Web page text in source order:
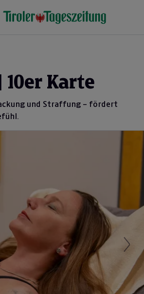
10er Karte
und Straffung – fördert
Next